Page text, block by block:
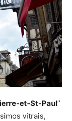
et-St-Paul”
vitrais,